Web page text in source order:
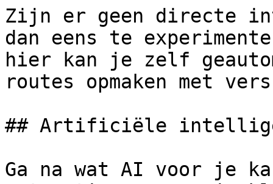
Zijn er geen directe
dan eens te
hier kan je zelf
routes opmaken met
## Artificiële
Ga na wat AI voor je